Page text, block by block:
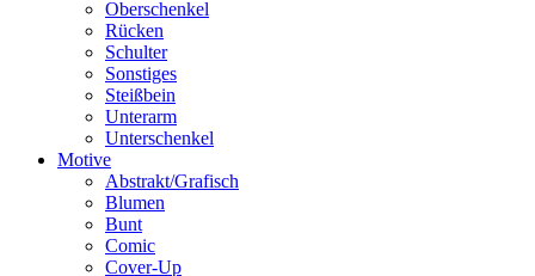
Oberschenkel
Rücken
Schulter
Sonstiges
Steißbein
Unterarm
Unterschenkel
Motive
Abstrakt/Grafisch
Blumen
Bunt
Comic
Cover-Up